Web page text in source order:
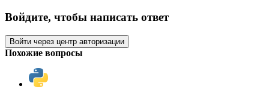
Войдите, чтобы написать ответ
Войти через центр авторизации
Похожие вопросы